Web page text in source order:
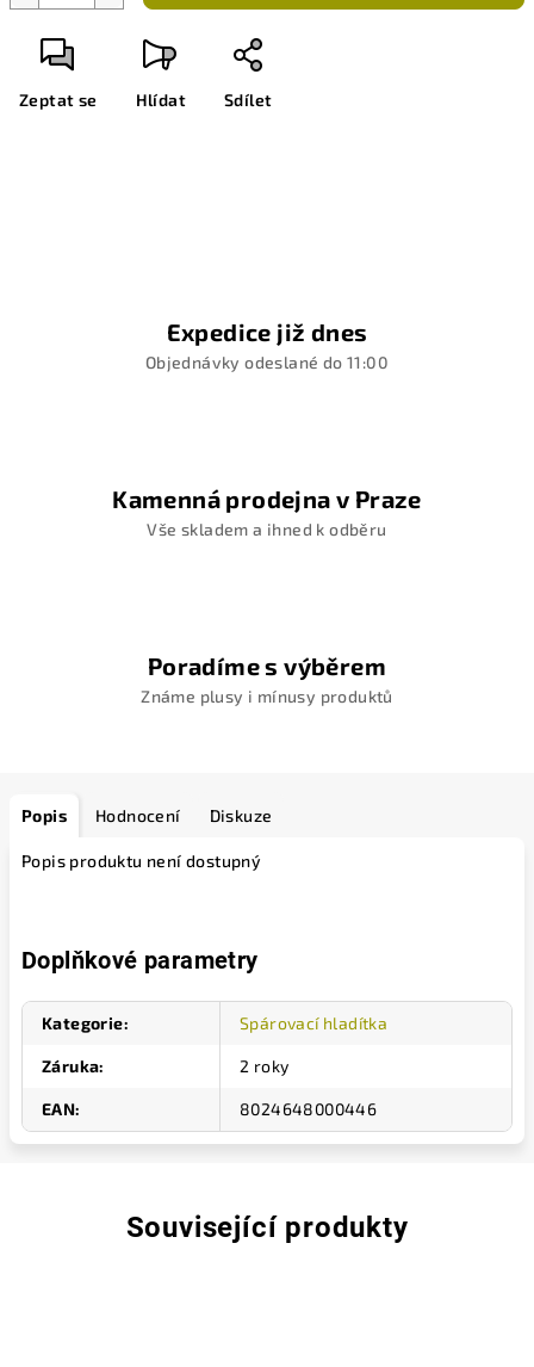
Zeptat se Hlídat Sdílet
Expedice již dnes
Objednávky odeslané do 11:00
Kamenná prodejna v Praze
Vše skladem a ihned k odběru
Poradíme s výběrem
Známe plusy i mínusy produktů
Popis Hodnocení Diskuze
Popis produktu není dostupný
Doplňkové parametry
Kategorie: Spárovací hladítka
Záruka: 2 roky
EAN: 8024648000446
Související produkty